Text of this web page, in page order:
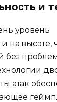
и
уровень
на высоте,
без
атак